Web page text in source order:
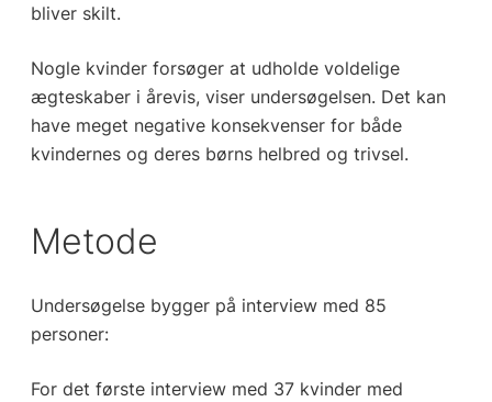
bliver skilt.
Nogle kvinder forsøger at udholde voldelige
ægteskaber i årevis, viser undersøgelsen. Det kan
have meget negative konsekvenser for både
kvindernes og deres børns helbred og trivsel.
Metode
Undersøgelse bygger på interview med 85
personer:
For det første interview med 37 kvinder med